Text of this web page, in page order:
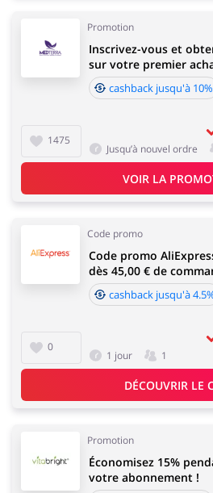
Promotion
1475
Inscrivez-vous et
sur votre premier
cashback jusqu'à 10%
Jusqu’à nouvel ordre
VOIR LA
Code promo
0
Code promo
dès 45,00 € de
cashback jusqu'à
1 jour 1
DÉCOUVRIR LE
Promotion
Économisez 15%
votre abonnement !